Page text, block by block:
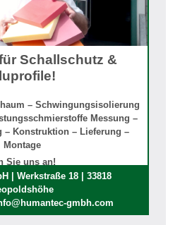
Schallschutz &
– Schwingungsisolierung
Messung –
– Konstruktion – Lieferung –
Montage
Sie uns an!
| Werkstraße 18 | 33818
gmbh.com